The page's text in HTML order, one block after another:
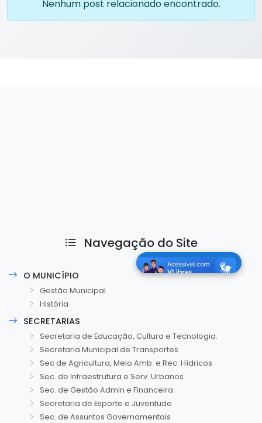
Nenhum post relacionado encontrado.
Navegação do Site
O MUNICÍPIO
Gestão Municipal
História
SECRETARIAS
Secretaria de Educação, Cultura e Tecnologia.
Secretaria Municipal de Transportes
Sec de Agricultura, Meio Amb. e Rec. Hídricos
Sec. de Infraestrutura e Serv. Urbanos
Sec. de Gestão Admin e Financeira.
Secretaria de Esporte e Juventude
Sec. de Assuntos Governamentais